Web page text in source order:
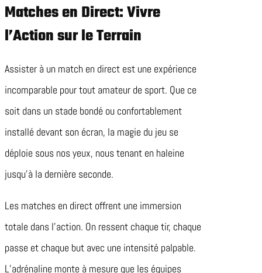
Matches en Direct: Vivre
l’Action sur le Terrain
Assister à un match en direct est une expérience
incomparable pour tout amateur de sport. Que ce
soit dans un stade bondé ou confortablement
installé devant son écran, la magie du jeu se
déploie sous nos yeux, nous tenant en haleine
jusqu’à la dernière seconde.
Les matches en direct offrent une immersion
totale dans l’action. On ressent chaque tir, chaque
passe et chaque but avec une intensité palpable.
L’adrénaline monte à mesure que les équipes